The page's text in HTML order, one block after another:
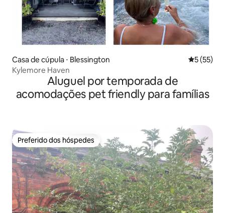
Casa de cúpula ⋅ Blessington 5 de uma
5 (55)
Kylemore Haven
Aluguel por temporada de
acomodações pet friendly para famílias
Preferido dos hóspedes
Preferido dos hóspedes